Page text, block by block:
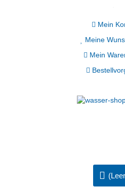
Mein
Meine
Mein